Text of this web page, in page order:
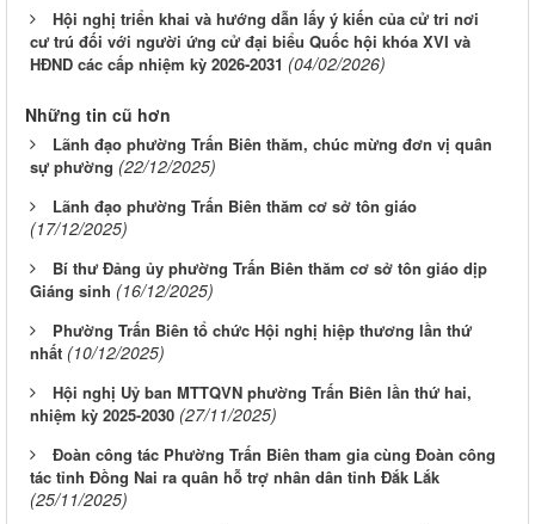
Hội nghị triển khai và hướng dẫn lấy ý kiến của cử tri nơi
cư trú đối với người ứng cử đại biểu Quốc hội khóa XVI và
HĐND các cấp nhiệm kỳ 2026-2031 (04/02/2026)
Những tin cũ hơn
Lãnh đạo phường Trấn Biên thăm, chúc mừng đơn vị quân
sự phường (22/12/2025)
Lãnh đạo phường Trấn Biên thăm cơ sở tôn giáo
(17/12/2025)
Bí thư Đảng ủy phường Trấn Biên thăm cơ sở tôn giáo dịp
Giáng sinh (16/12/2025)
Phường Trấn Biên tổ chức Hội nghị hiệp thương lần thứ
nhất (10/12/2025)
Hội nghị Uỷ ban MTTQVN phường Trấn Biên lần thứ hai,
nhiệm kỳ 2025-2030 (27/11/2025)
Đoàn công tác Phường Trấn Biên tham gia cùng Đoàn công
tác tỉnh Đồng Nai ra quân hỗ trợ nhân dân tỉnh Đắk Lắk
(25/11/2025)